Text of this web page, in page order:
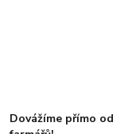
Dovážíme přímo od